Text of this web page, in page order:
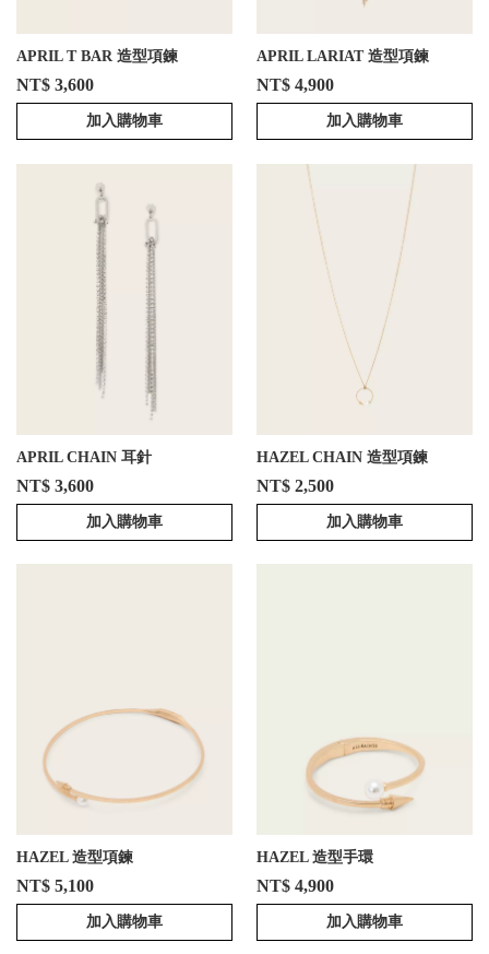
APRIL T BAR 造型項鍊
NT$ 3,600
加入購物車
APRIL LARIAT 造型項鍊
NT$ 4,900
加入購物車
APRIL CHAIN 耳針
NT$ 3,600
加入購物車
HAZEL CHAIN 造型項鍊
NT$ 2,500
加入購物車
HAZEL 造型項鍊
NT$ 5,100
加入購物車
HAZEL 造型手環
NT$ 4,900
加入購物車